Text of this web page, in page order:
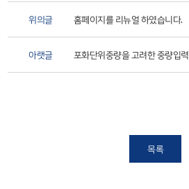
위의글 홈페이지를 리뉴얼 하였습니다.
아랫글 포화단위중량을 고려한 중량입력
목록